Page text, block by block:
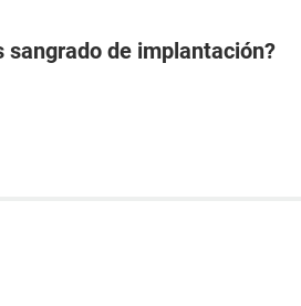
sangrado de implantación?